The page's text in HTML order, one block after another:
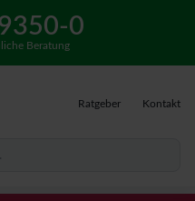
0
Beratung
Ratgeber Kontakt